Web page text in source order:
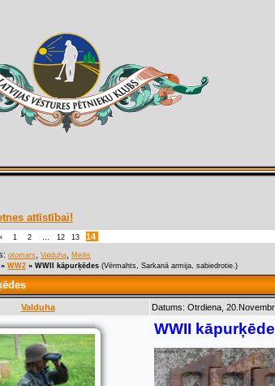
attīstībai!
1 2 … 12 13
14
otomars Valduha
Meilis
» WW2 » WWII kāpurķēdes (Vērmahts, Sarkanā armija, sabiedrotie.)
Valduha Datums: Otrdiena,
WWII